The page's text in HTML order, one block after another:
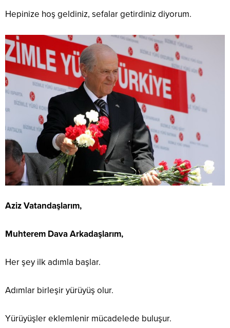
Hepinize hoş geldiniz, sefalar getirdiniz diyorum.
Aziz Vatandaşlarım,
Muhterem Dava Arkadaşlarım,
Her şey ilk adımla başlar.
Adımlar birleşir yürüyüş olur.
Yürüyüşler eklemlenir mücadelede buluşur.